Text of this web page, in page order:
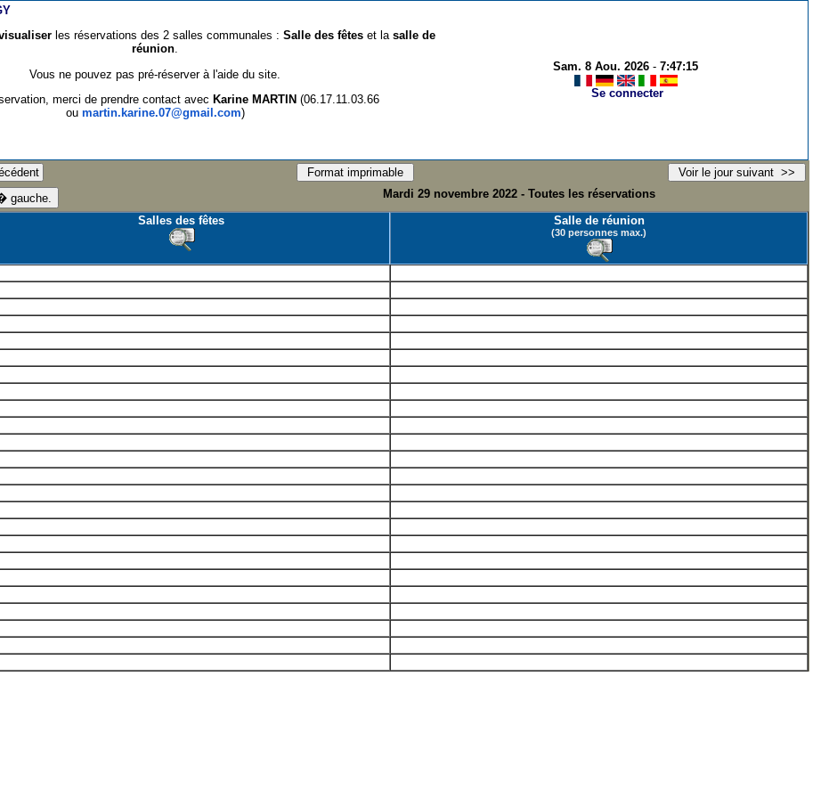
les réservations des 2 salles communales :Salle des fêtes et lasalle de
réunion.
Vous ne pouvez pas pré-réserver à l'aide du site.
merci de prendre contact avec Karine MARTIN (06.17.11.03.66
ou martin.karine.07@gmail.com)
Sam. 8 Aou. 2026 -7:47:15
Se connecter
Mardi 29 novembre 2022 - Toutes les réservations
Salles des fêtes Salle de réunion
(30 personnes max.)